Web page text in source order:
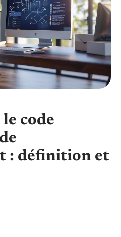
code
: définition et